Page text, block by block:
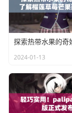
2024-01-13